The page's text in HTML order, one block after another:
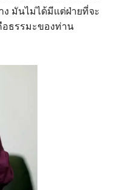
มันไม่ได้มีแต่ฝ่ายที่จะ
อธรรมะของท่าน